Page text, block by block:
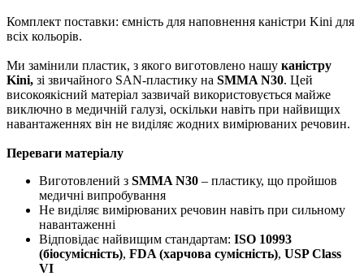
Комплект поставки: ємність для наповнення каністри Kini для
всіх кольорів.
Ми замінили пластик, з якого виготовлено нашу каністру
Kini, зі звичайного SAN-пластику на SMMA N30. Цей
високоякісний матеріал зазвичай використовується майже
виключно в медичній галузі, оскільки навіть при найвищих
навантаженнях він не виділяє жодних вимірюваних речовин.
Переваги матеріалу
Виготовлений з SMMA N30 – пластику, що пройшов
медичні випробування
Не виділяє вимірюваних речовин навіть при сильному
навантаженні
Відповідає найвищим стандартам: ISO 10993
(біосумісність), FDA (харчова сумісність), USP Class
VI